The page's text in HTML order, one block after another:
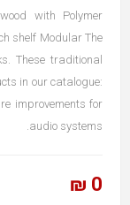
with Polymer
shelf Modular The
These traditional
in our catalogue:
improvements for
audio systems.
0 ₪